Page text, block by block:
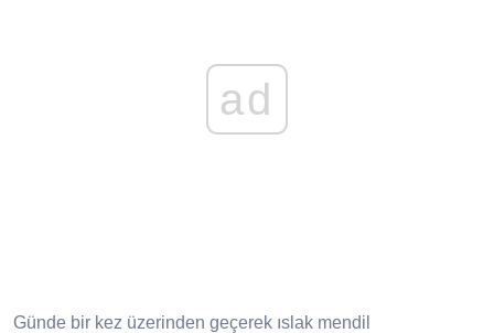
ad
Günde bir kez üzerinden geçerek ıslak mendil